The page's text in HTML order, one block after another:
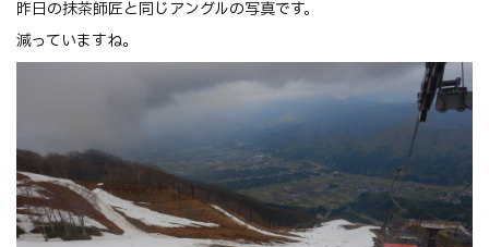
昨日の抹茶師匠と同じアングルの写真です。
減っていますね。